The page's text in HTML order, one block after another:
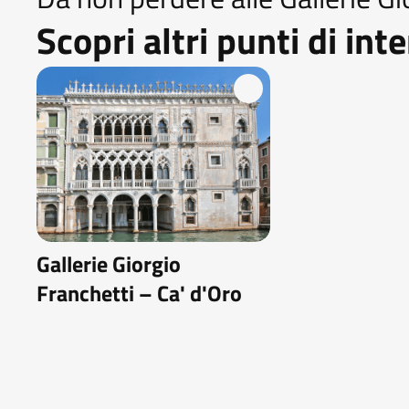
Scopri altri punti di
Gallerie Giorgio
Franchetti – Ca' d'Oro